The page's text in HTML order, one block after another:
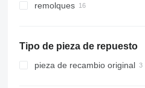
remolques
Tipo de pieza de repuesto
pieza de recambio original